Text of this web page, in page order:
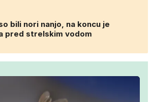
bili nori nanjo, na koncu je
pred strelskim vodom